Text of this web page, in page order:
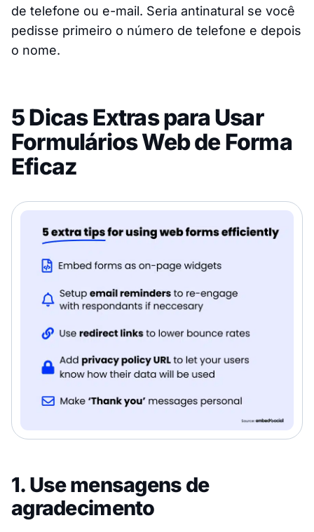
de telefone ou e-mail. Seria antinatural se você
pedisse primeiro o número de telefone e depois
o nome.
5 Dicas Extras para Usar
Formulários Web de Forma
Eficaz
1. Use mensagens de
agradecimento